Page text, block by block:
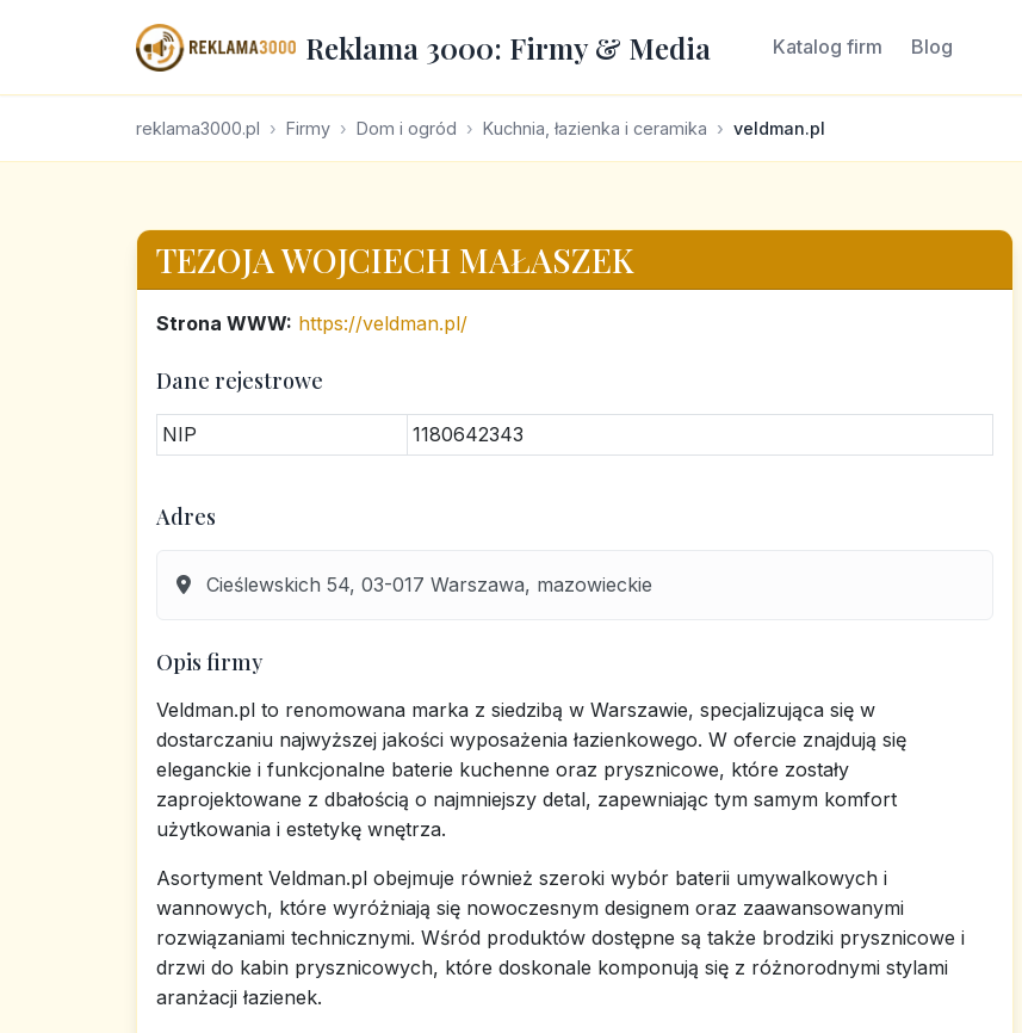
Reklama 3000: Firmy & Media Katalog firm Blog
reklama3000.pl Firmy Dom i ogród Kuchnia, łazienka i ceramika veldman.pl
TEZOJA WOJCIECH MAŁASZEK
Strona WWW: https://veldman.pl/
Dane rejestrowe
NIP 1180642343
Adres
Cieślewskich 54, 03-017 Warszawa, mazowieckie
Opis firmy
Veldman.pl to renomowana marka z siedzibą w Warszawie, specjalizująca się w
dostarczaniu najwyższej jakości wyposażenia łazienkowego. W ofercie znajdują się
eleganckie i funkcjonalne baterie kuchenne oraz prysznicowe, które zostały
zaprojektowane z dbałością o najmniejszy detal, zapewniając tym samym komfort
użytkowania i estetykę wnętrza.
Asortyment Veldman.pl obejmuje również szeroki wybór baterii umywalkowych i
wannowych, które wyróżniają się nowoczesnym designem oraz zaawansowanymi
rozwiązaniami technicznymi. Wśród produktów dostępne są także brodziki prysznicowe i
drzwi do kabin prysznicowych, które doskonale komponują się z różnorodnymi stylami
aranżacji łazienek.